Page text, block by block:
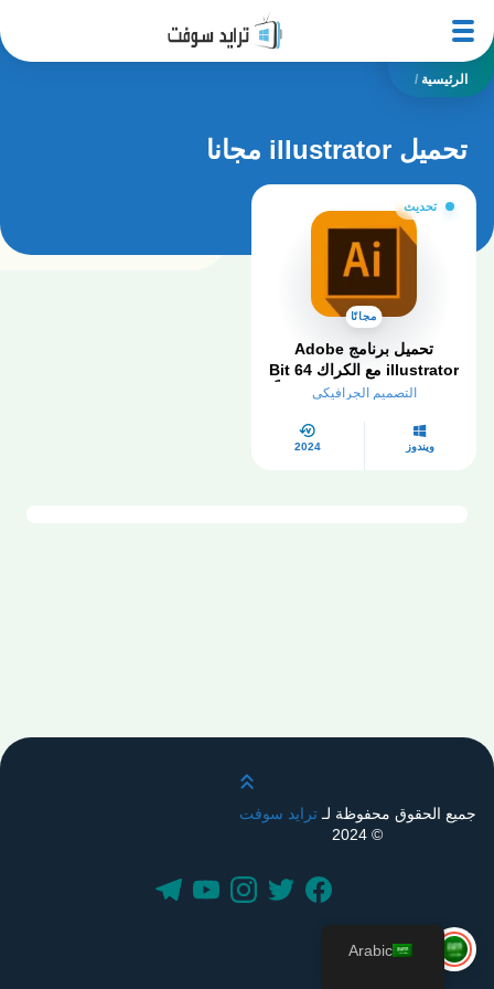
الرئيسية /
تحميل illustrator مجانا
تحديث
مجانًا
تحميل برنامج Adobe
illustrator مع الكراك 64 Bit
اليستريتور 2024 كامل مجاناًالتصميم الجرافيكي
ويندوز 2024
قم بالتمرير لأعلى
جميع الحقوق محفوظة لـترايد سوفت
© 2024
Arabic